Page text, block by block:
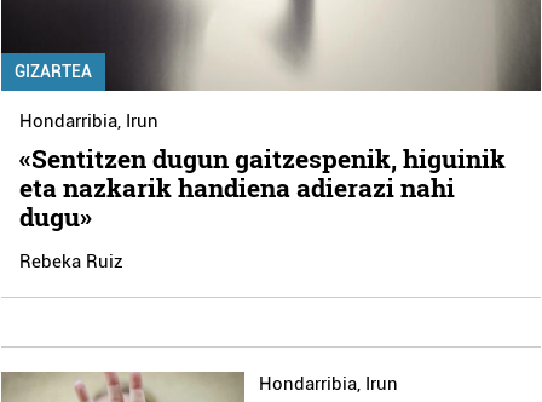
GIZARTEA
Hondarribia, Irun
«Sentitzen dugun gaitzespenik, higuinik
eta nazkarik handiena adierazi nahi
dugu»
Rebeka Ruiz
Hondarribia, Irun